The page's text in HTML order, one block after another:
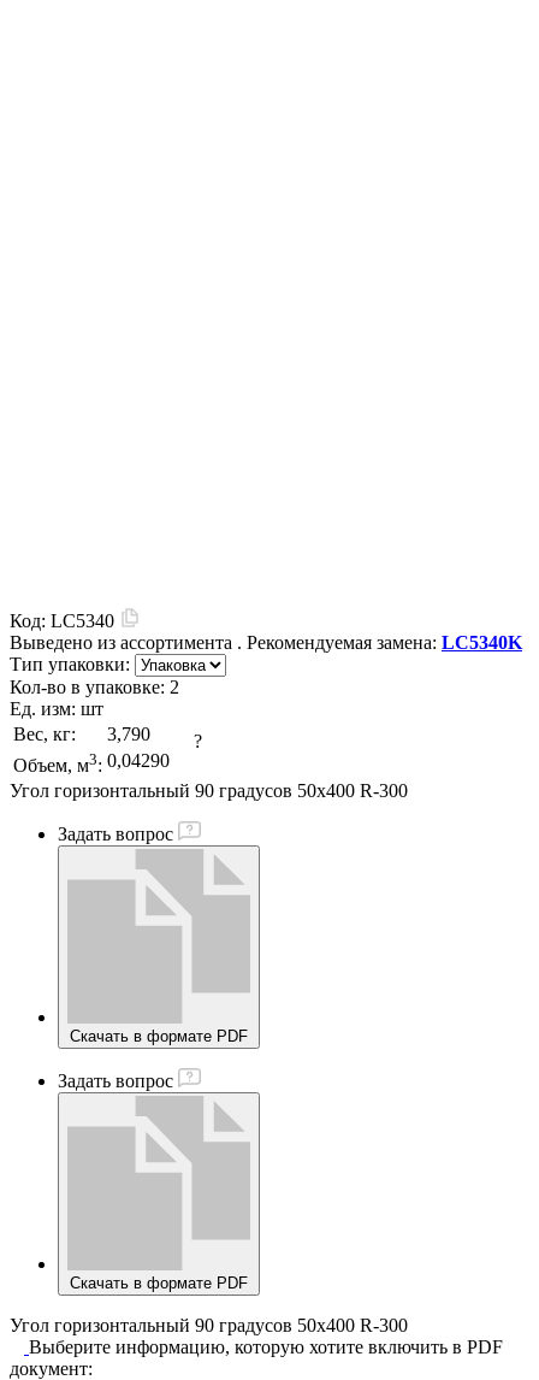
Код: LC5340
Выведено из ассортимента . Рекомендуемая замена: LC5340K
Тип упаковки:
Кол-во в упаковке: 2
Ед. изм: шт
Вес, кг:
3,790
Объем, м3: 0,04290
?
Угол горизонтальный 90 градусов 50x400 R-300
Задать вопрос
Скачать в формате PDF
Задать вопрос
Скачать в формате PDF
Угол горизонтальный 90 градусов 50x400 R-300
Выберите информацию, которую хотите включить в PDF
документ: